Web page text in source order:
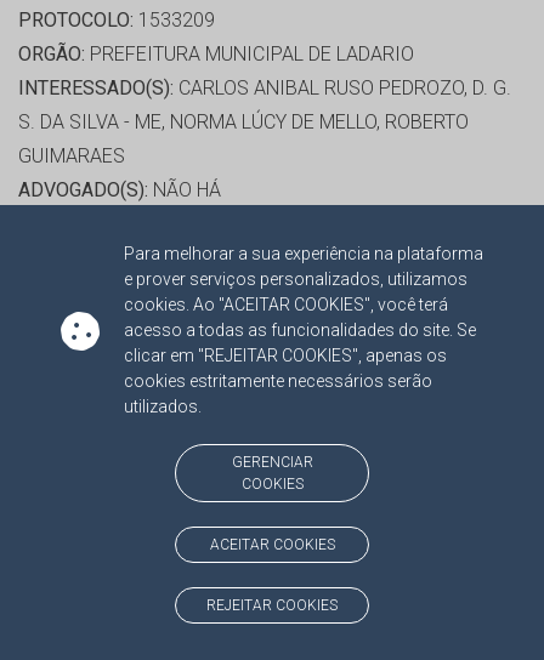
Para melhorar a sua experiência na plataforma
e prover serviços personalizados, utilizamos
cookies. Ao "ACEITAR COOKIES", você terá
acesso a todas as funcionalidades do site. Se
clicar em "REJEITAR COOKIES", apenas os
cookies estritamente necessários serão
utilizados.
GERENCIAR
COOKIES
ACEITAR COOKIES
REJEITAR COOKIES
PROTOCOLO: 1533209
ORGÃO: PREFEITURA MUNICIPAL DE LADARIO
INTERESSADO(S): CARLOS ANIBAL RUSO PEDROZO, D. G.
S. DA SILVA - ME, NORMA LÚCY DE MELLO, ROBERTO
GUIMARAES
ADVOGADO(S): NÃO HÁ
CONS. MARISA JOAQUINA MONTEIRO
PROCESSO:
TC/15857/2014
CONTRATO ADMINISTRATIVO 2014
PROTOCOLO: 1542211
ANTONIO LASTORIA, LABORATORIO
QUIMICO FARMACEUTICO BERGAMO LTDA
NÃO HÁ
CONS. MARISA JOAQUINA MONTEIRO